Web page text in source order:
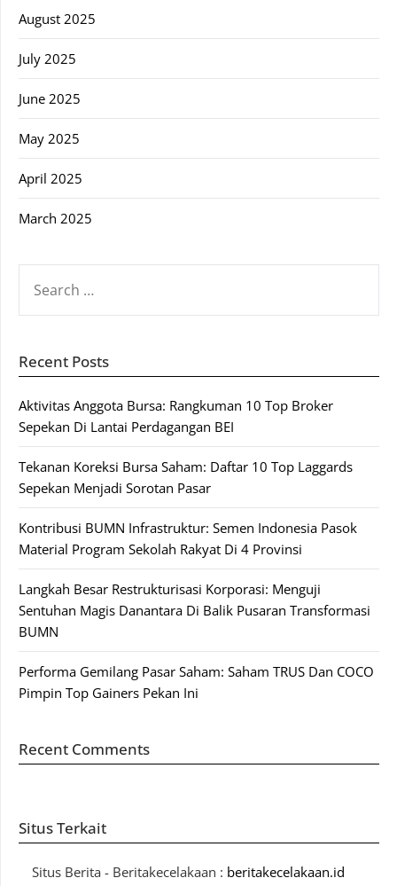
August 2025
July 2025
June 2025
May 2025
April 2025
March 2025
FOR:
Recent Posts
Aktivitas Anggota Bursa: Rangkuman 10 Top Broker
Sepekan Di Lantai Perdagangan BEI
Tekanan Koreksi Bursa Saham: Daftar 10 Top Laggards
Sepekan Menjadi Sorotan Pasar
Kontribusi BUMN Infrastruktur: Semen Indonesia Pasok
Material Program Sekolah Rakyat Di 4 Provinsi
Langkah Besar Restrukturisasi Korporasi: Menguji
Sentuhan Magis Danantara Di Balik Pusaran Transformasi
BUMN
Performa Gemilang Pasar Saham: Saham TRUS Dan COCO
Pimpin Top Gainers Pekan Ini
Recent Comments
Situs Terkait
Situs Berita - Beritakecelakaan : beritakecelakaan.id